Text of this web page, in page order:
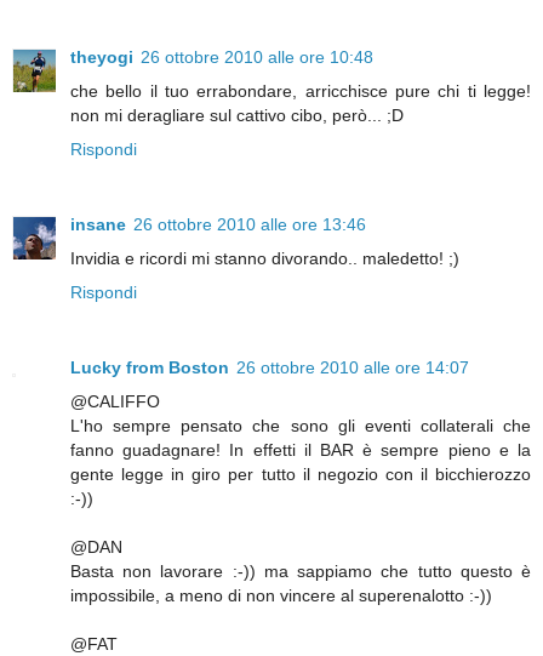
theyogi 26 ottobre 2010 alle ore 10:48
che bello il tuo errabondare, arricchisce pure chi ti legge!
non mi deragliare sul cattivo cibo, però... ;D
Rispondi
insane 26 ottobre 2010 alle ore 13:46
Invidia e ricordi mi stanno divorando.. maledetto! ;)
Rispondi
Lucky from Boston 26 ottobre 2010 alle ore 14:07
@CALIFFO
L'ho sempre pensato che sono gli eventi collaterali che
fanno guadagnare! In effetti il BAR è sempre pieno e la
gente legge in giro per tutto il negozio con il bicchierozzo
:-))
@DAN
Basta non lavorare :-)) ma sappiamo che tutto questo è
impossibile, a meno di non vincere al superenalotto :-))
@FAT